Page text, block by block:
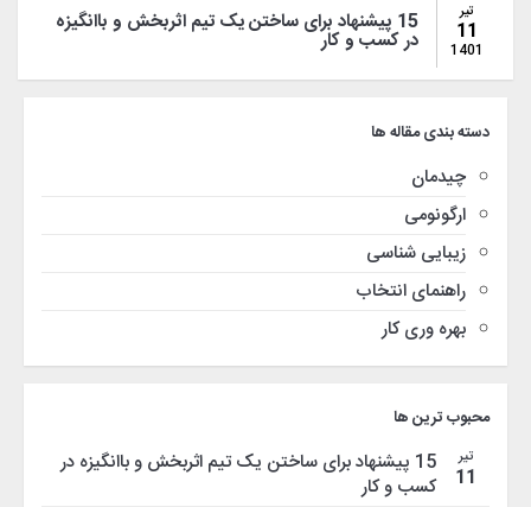
تیر
11
1401
15 پیشنهاد برای ساختن یک تیم اثربخش و باانگیزه
در کسب و کار
دسته بندی مقاله ها
چیدمان
ارگونومی
زیبایی شناسی
راهنمای انتخاب
بهره وری کار
محبوب ترین ها
تیر
11
15 پیشنهاد برای ساختن یک تیم اثربخش و باانگیزه در
کسب و کار